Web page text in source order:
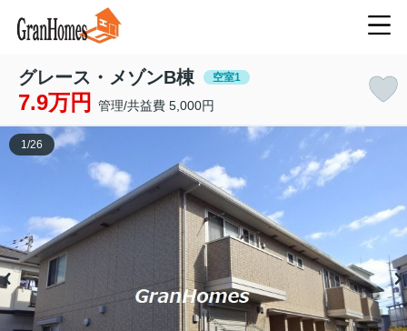
グレース・メゾンB棟 空室1
7.9万円 管理/共益費 5,000円
1 /26